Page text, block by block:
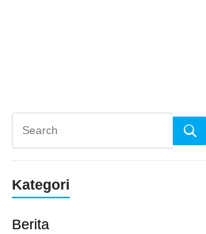
Kategori
Berita